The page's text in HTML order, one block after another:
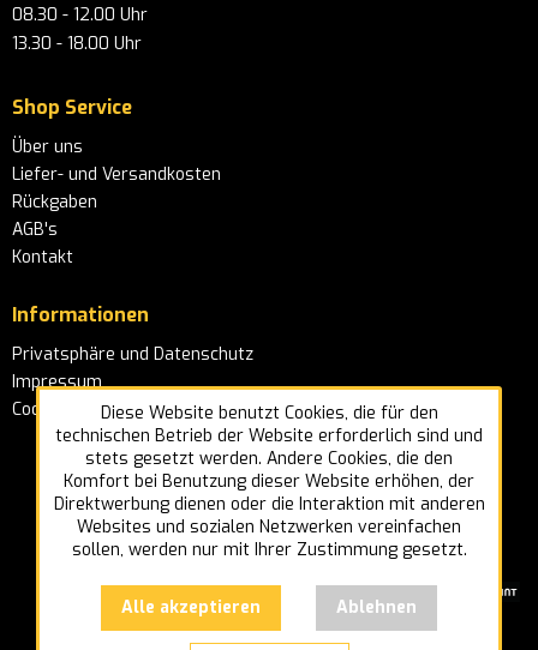
08.30 - 12.00 Uhr
13.30 - 18.00 Uhr
Shop Service
Über uns
Liefer- und Versandkosten
Rückgaben
AGB's
Kontakt
Informationen
Privatsphäre und Datenschutz
Impressum
Cookie-EinstellungenDiese Website benutzt Cookies, die für den
technischen Betrieb der Website erforderlich sind und
stets gesetzt werden. Andere Cookies, die den
Komfort bei Benutzung dieser Website erhöhen, der
Direktwerbung dienen oder die Interaktion mit anderen
Websites und sozialen Netzwerken vereinfachen
sollen, werden nur mit Ihrer Zustimmung gesetzt.
Alle akzeptieren Ablehnen